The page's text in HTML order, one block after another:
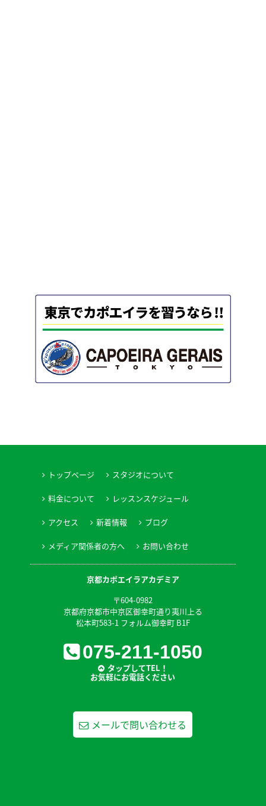
トップページ スタジオについて
料金について レッスンスケジュール
アクセス 新着情報 ブログ
メディア関係者の方へ お問い合わせ
京都カポエイラアカデミア
〒604-0982
京都府京都市中京区御幸町通り夷川上る
松本町583-1 フォルム御幸町 B1F
075-211-1050
タップしてTEL！
お気軽にお電話ください
メールで問い合わせる